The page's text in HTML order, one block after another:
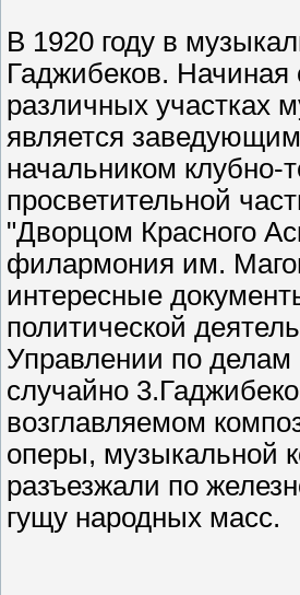
В 1920 году в
Гаджибеков. Начиная
различных участках
является заведующим
начальником клубно-
просветительной
"Дворцом Красного
филармония им.
интересные
политической
Управлении по
случайно
возглавляемом
оперы, музыкальной
разъезжали по
гущу народных масс.